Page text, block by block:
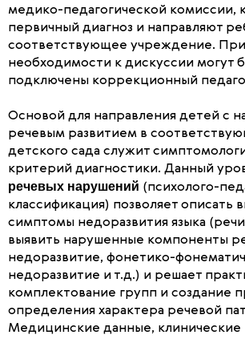
медико-педагогической комиссии,
первичный диагноз и направляют
соответствующее учреждение. При
необходимости к дискуссии могут
подключены коррекционный
Основой для направления детей с
речевым развитием в
детского сада служит
критерий диагностики. Данный
речевых нарушений (психолого-
классификация) позволяет описать
симптомы недоразвития языка
выявить нарушенные компоненты
недоразвитие, фонетико-
недоразвитие и т.д.) и решает
комплектование групп и создание
определения характера речевой
Медицинские данные, клинические